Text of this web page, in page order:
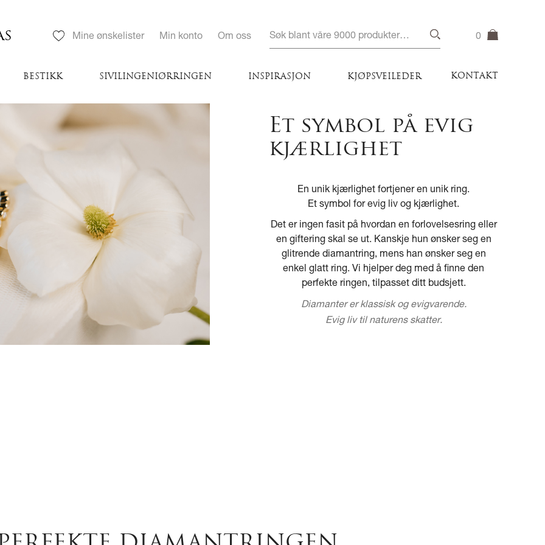
Mine ønskelister Min konto Om oss 0
BESTIKK SIVILINGENIØRRINGEN INSPIRASJON KJØPSVEILEDER KONTAKT
Et symbol på evig
kjærlighet
En unik kjærlighet fortjener en unik ring.
Et symbol for evig liv og kjærlighet.
Det er ingen fasit på hvordan en forlovelsesring eller
en giftering skal se ut. Kanskje hun ønsker seg en
glitrende diamantring, mens han ønsker seg en
enkel glatt ring. Vi hjelper deg med å finne den
perfekte ringen, tilpasset ditt budsjett.
Diamanter er klassisk og evigvarende.
Evig liv til naturens skatter.